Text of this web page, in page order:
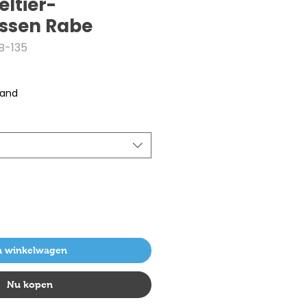
Rabe
135
winkelwagen
Nu kopen